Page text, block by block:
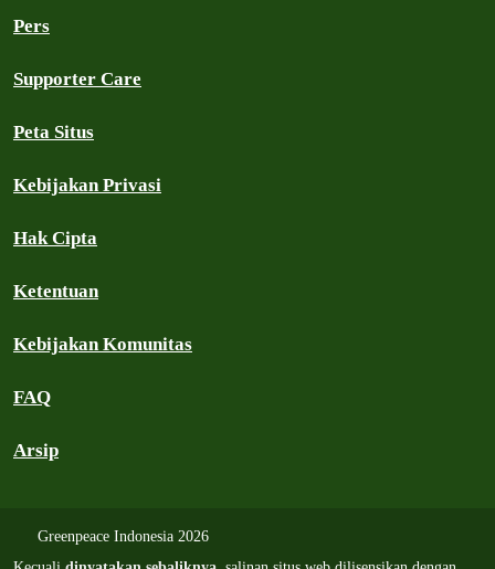
Pers
Supporter Care
Peta Situs
Kebijakan Privasi
Hak Cipta
Ketentuan
Kebijakan Komunitas
FAQ
Arsip
Greenpeace Indonesia 2026